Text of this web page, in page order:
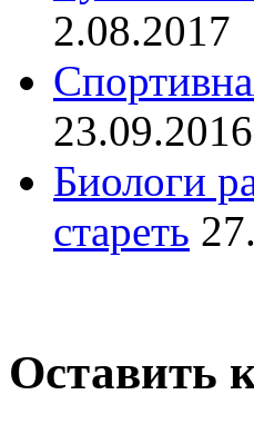
2.08.2017
23.09.2016
Биологи
стареть
Оставить